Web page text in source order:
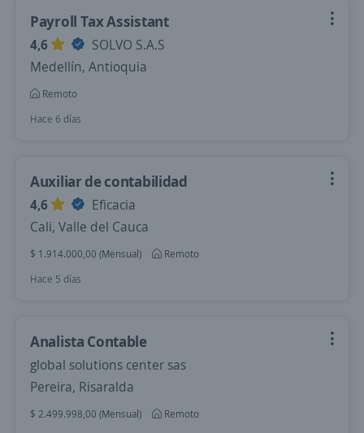
Payroll Tax Assistant
4,6
SOLVO S.A.S
Medellín, Antioquia
Remoto
Hace 6 días
Auxiliar de contabilidad
4,6
Eficacia
Cali, Valle del Cauca
$ 1.914.000,00 (Mensual)
Remoto
Hace 5 días
Analista Contable
global solutions center sas
Pereira, Risaralda
$ 2.499.998,00 (Mensual)
Remoto